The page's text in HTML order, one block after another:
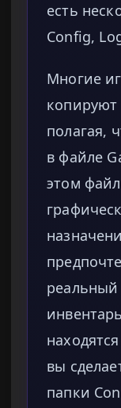
есть
Config,
Многие
полагая,
в файле
этом
реальный
вы
папки